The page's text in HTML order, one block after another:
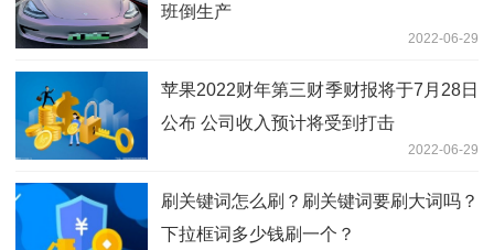
班倒生产
2022-06-29
苹果2022财年第三财季财报将于7月28日
公布 公司收入预计将受到打击
2022-06-29
刷关键词怎么刷？刷关键词要刷大词吗？
下拉框词多少钱刷一个？